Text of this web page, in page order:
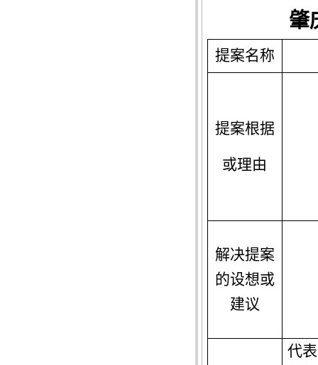
肇
提案名称
提案根据
或理由
解决提案
的设想或
建议
代表